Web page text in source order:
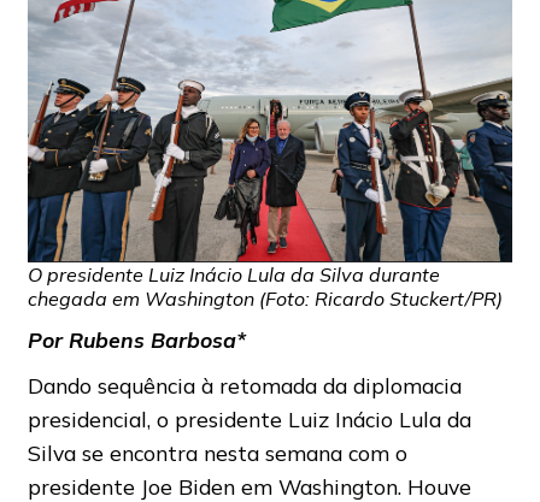
O presidente Luiz Inácio Lula da Silva durante
chegada em Washington (Foto: Ricardo Stuckert/PR)
Por Rubens Barbosa*
Dando sequência à retomada da diplomacia
presidencial, o presidente Luiz Inácio Lula da
Silva se encontra nesta semana com o
presidente Joe Biden em Washington. Houve